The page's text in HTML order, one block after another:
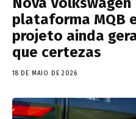
plataforma MQB
projeto ainda
que certezas
18 DE MAIO DE 2026